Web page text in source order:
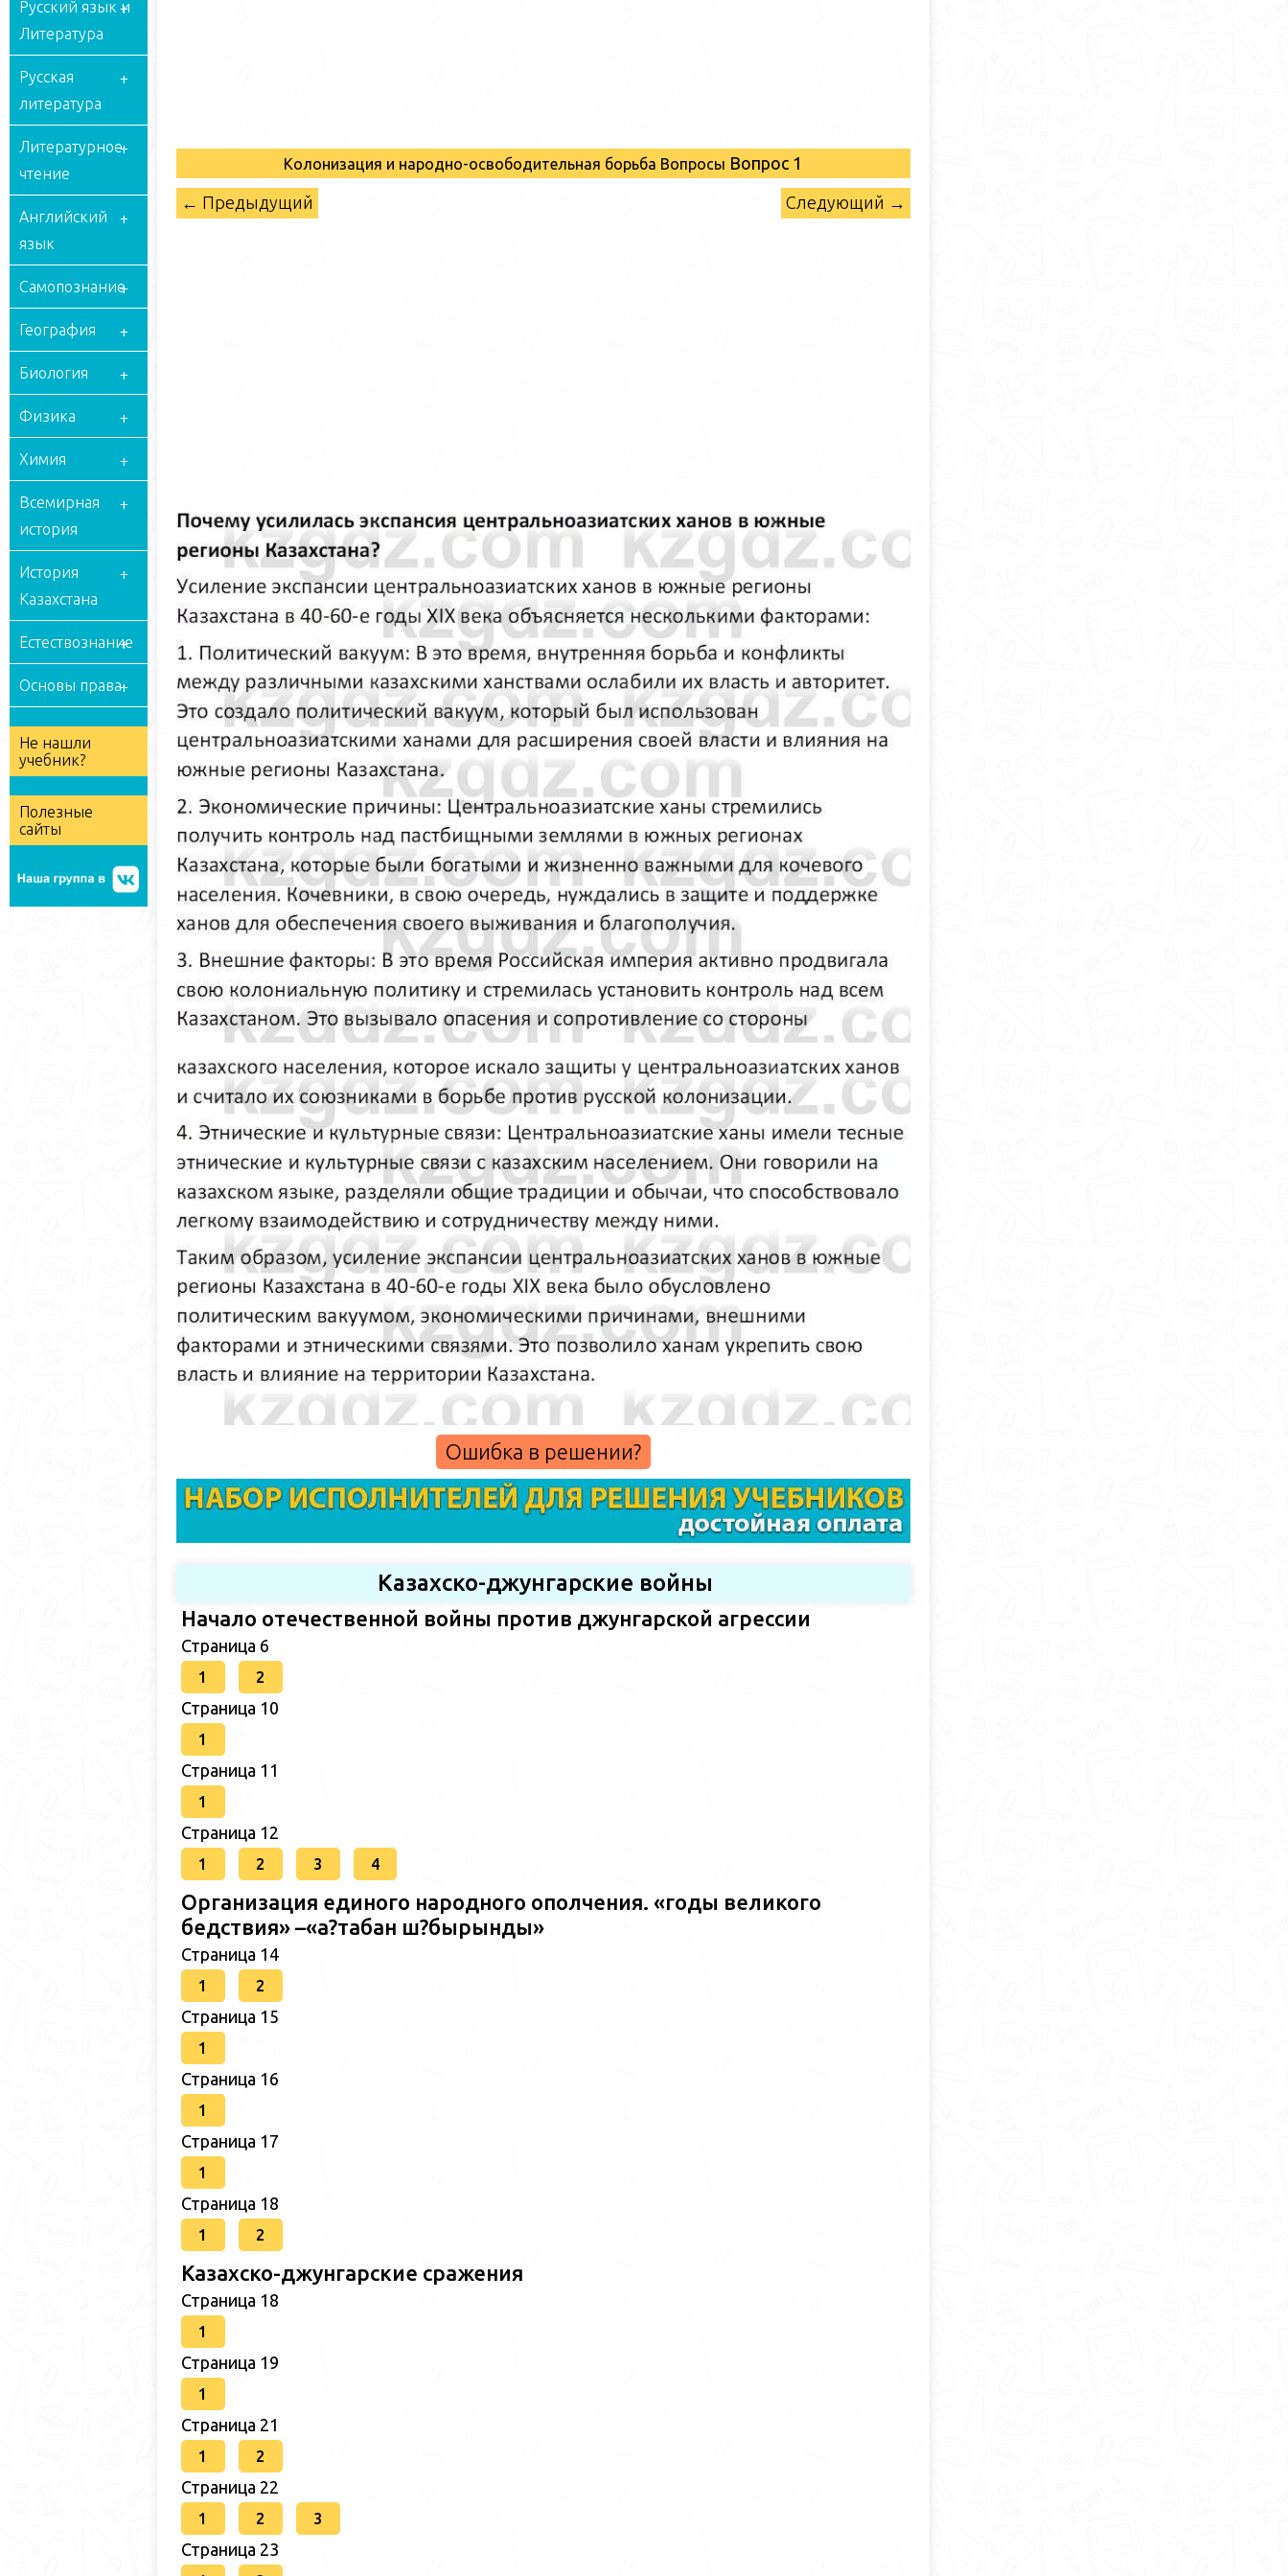
Русский язык и
Литература
Русская
литература
Литературное
чтение
Английский
язык
Самопознание
География
Биология
Физика
Химия
Всемирная
история
История
Казахстана
Естествознание
Основы права
Не нашли
учебник?
Полезные
сайты
Колонизация и народно-освободительная борьба Вопросы Вопрос 1
← Предыдущий Следующий →
Ошибка в решении?
Казахско-джунгарские войны
Начало отечественной войны против джунгарской агрессии
Страница 6
1 2
Страница 10
1
Страница 11
1
Страница 12
1 2 3 4
Организация единого народного ополчения. «годы великого
бедствия» –«а?табан ш?бырынды»
Страница 14
1 2
Страница 15
1
Страница 16
1
Страница 17
1
Страница 18
1 2
Казахско-джунгарские сражения
Страница 18
1
Страница 19
1
Страница 21
1 2
Страница 22
1 2 3
Страница 23